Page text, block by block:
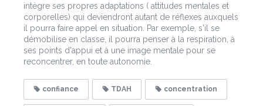
intègre ses propres adaptations ( attitudes mentales et
corporelles) qui deviendront autant de réflexes auxquels
il pourra faire appel en situation. Par exemple, s'il se
démobilise en classe, il pourra penser à la respiration, à
ses points d'appui et à une image mentale pour se
reconcentrer, en toute autonomie.
confiance TDAH concentration